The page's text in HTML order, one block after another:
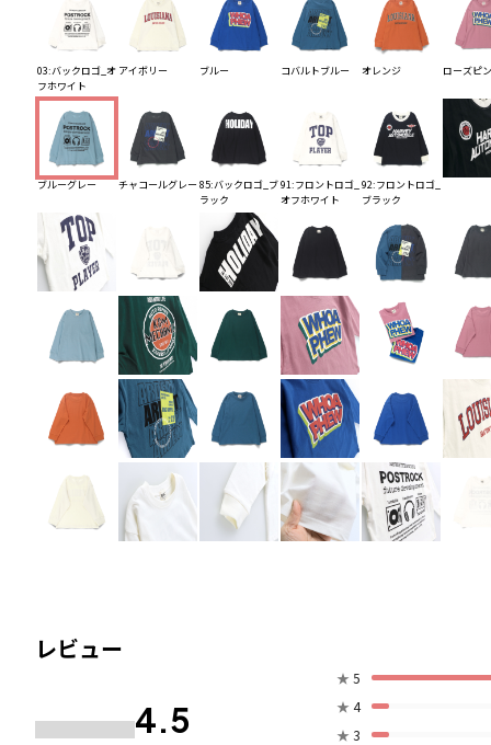
03:バックロゴ_オ
フホワイト
アイボリー ブルー コバルトブルー オレンジ ローズピ
ブルーグレー チャコールグレー 85:バックロゴ_ブ
ラック
91:フロントロゴ_
オフホワイト
92:フロントロゴ_
ブラック
レビュー
4.5
★ 5
★ 4
★ 3